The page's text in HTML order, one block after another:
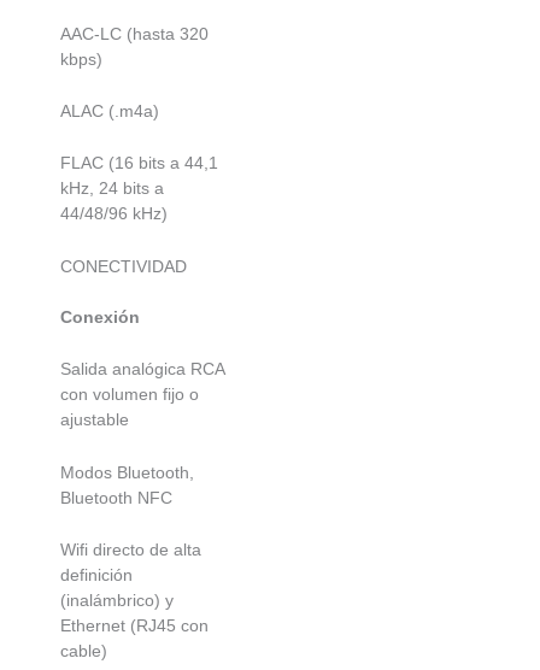
AAC-LC (hasta 320
kbps)
ALAC (.m4a)
FLAC (16 bits a 44,1
kHz, 24 bits a
44/48/96 kHz)
CONECTIVIDAD
Conexión
Salida analógica RCA
con volumen fijo o
ajustable
Modos Bluetooth,
Bluetooth NFC
Wifi directo de alta
definición
(inalámbrico) y
Ethernet (RJ45 con
cable)